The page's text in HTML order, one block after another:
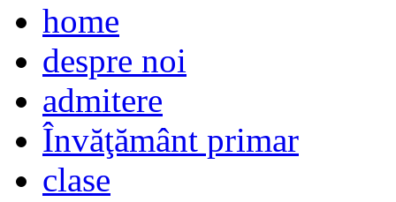
home
despre noi
admitere
Învăţământ primar
clase